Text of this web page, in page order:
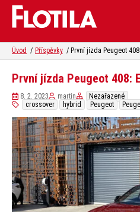
Úvod Příspěvky
První jízda Peugeot 408:
8. 2. 2023 martin
Nezařazené
crossover
hybrid Peugeot